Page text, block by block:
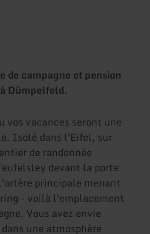
de campagne et pension
Dümpelfeld.
vos vacances seront une
Isolé dans l'Eifel, sur
de randonnée
devant la porte
principale menant
- voilà l'emplacement
Vous avez envie
une atmosphère